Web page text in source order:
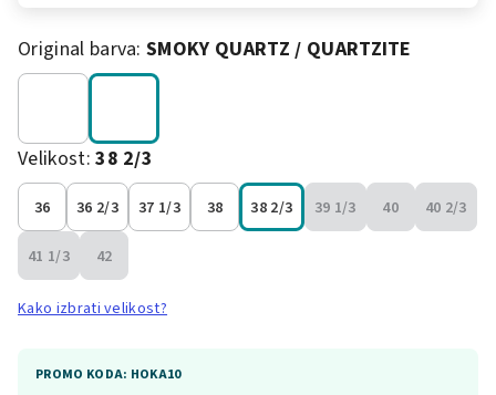
Original barva:SMOKY QUARTZ / QUARTZITE
Velikost:38 2/3
36 36 2/3 37 1/3 38 38 2/3 39 1/3 40 40 2/3
41 1/3 42
Kako izbrati velikost?
PROMO KODA: HOKA10